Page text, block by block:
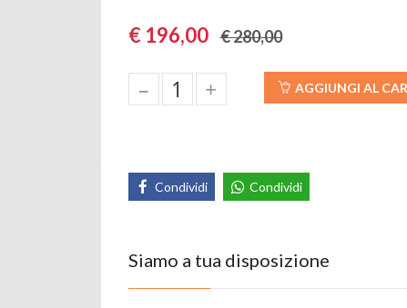
€ 196,00 € 280,00
– + AGGIUNGI AL
Condividi Condividi
Siamo a tua disposizione